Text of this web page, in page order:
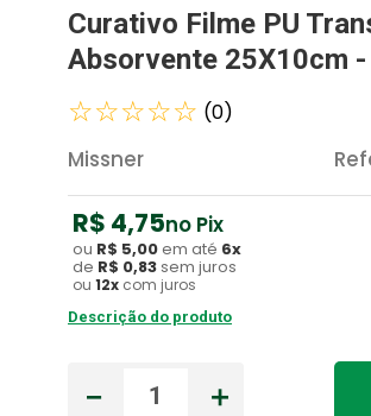
Curativo Filme PU
Absorvente 25X10cm
☆☆☆☆☆ (0)
Missner
R$ 4,75no Pix
ou R$ 5,00em até 6x
de R$ 0,83 sem juros
ou 12x com juros
Descrição do produto
＋
－